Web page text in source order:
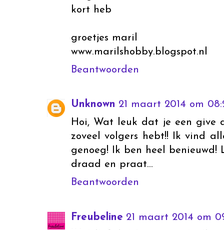
kort heb
groetjes maril
www.marilshobby.blogspot.nl
Beantwoorden
Unknown 21 maart 2014 om
Hoi, Wat leuk dat je een give
zoveel volgers hebt!! Ik vind
genoeg! Ik ben heel benieuwd!
draad en praat...
Beantwoorden
Freubeline 21 maart 2014 om